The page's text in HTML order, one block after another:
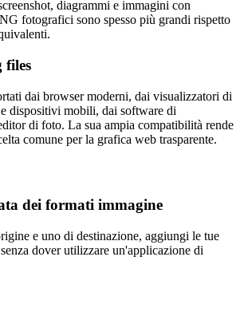
diagrammi e immagini con
fotografici sono spesso più grandi rispetto
files
dai browser moderni, dai visualizzatori di
dispositivi mobili, dai software di
di foto. La sua ampia compatibilità rende
comune per la grafica web trasparente.
dei formati immagine
e uno di destinazione, aggiungi le tue
dover utilizzare un'applicazione di